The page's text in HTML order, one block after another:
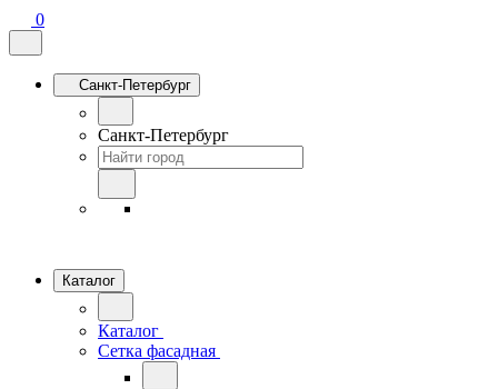
0
Санкт-Петербург
Санкт-Петербург
Каталог
Каталог
Сетка фасадная